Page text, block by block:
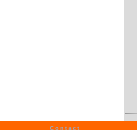
Contact